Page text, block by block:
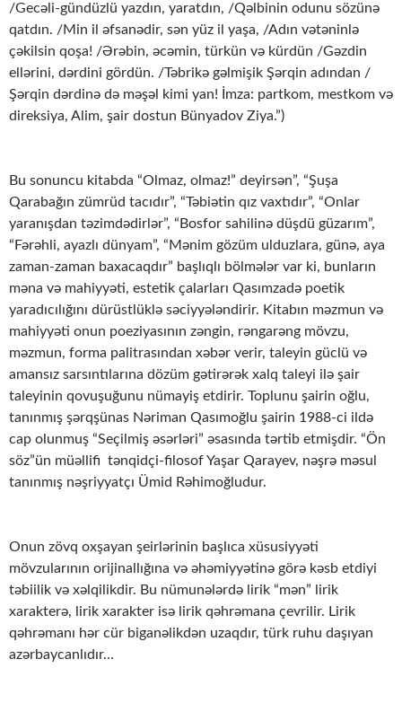
/Gecəli-gündüzlü yazdın, yaratdın, /Qəlbinin odunu sözünə
qatdın. /Min il əfsanədir, sən yüz il yaşa, /Adın vətəninlə
çəkilsin qoşa! /Ərəbin, əcəmin, türkün və kürdün /Gəzdin
ellərini, dərdini gördün. /Təbrikə gəlmişik Şərqin adından /
Şərqin dərdinə də məşəl kimi yan! İmza: partkom, mestkom və
direksiya, Alim, şair dostun Bünyadov Ziya.”)
Bu sonuncu kitabda “Olmaz, olmaz!” deyirsən”, “Şuşa
Qarabağın zümrüd tacıdır”, “Təbiətin qız vaxtıdır”, “Onlar
yaranışdan təzimdədirlər”, “Bosfor sahilinə düşdü güzarım”,
“Fərəhli, ayazlı dünyam”, “Mənim gözüm ulduzlara, günə, aya
zaman-zaman baxacaqdır” başlıqlı bölmələr var ki, bunların
məna və mahiyyəti, estetik çalarları Qasımzadə poetik
yaradıcılığını dürüstlüklə səciyyələndirir. Kitabın məzmun və
mahiyyəti onun poeziyasının zəngin, rəngarəng mövzu,
məzmun, forma palitrasından xəbər verir, taleyin güclü və
amansız sarsıntılarına dözüm gətirərək xalq taleyi ilə şair
taleyinin qovuşuğunu nümayiş etdirir. Toplunu şairin oğlu,
tanınmış şərqşünas Nəriman Qasımoğlu şairin 1988-ci ildə
cap olunmuş “Seçilmiş əsərləri” əsasında tərtib etmişdir. “Ön
söz”ün müəllifi tənqidçi-filosof Yaşar Qarayev, nəşrə məsul
tanınmış nəşriyyatçı Ümid Rəhimoğludur.
Onun zövq oxşayan şeirlərinin başlıca xüsusiyyəti
mövzularının orijinallığına və əhəmiyyətinə görə kəsb etdiyi
təbiilik və xəlqilikdir. Bu nümunələrdə lirik “mən” lirik
xarakterə, lirik xarakter isə lirik qəhrəmana çevrilir. Lirik
qəhrəmanı hər cür biganəlikdən uzaqdır, türk ruhu daşıyan
azərbaycanlıdır…